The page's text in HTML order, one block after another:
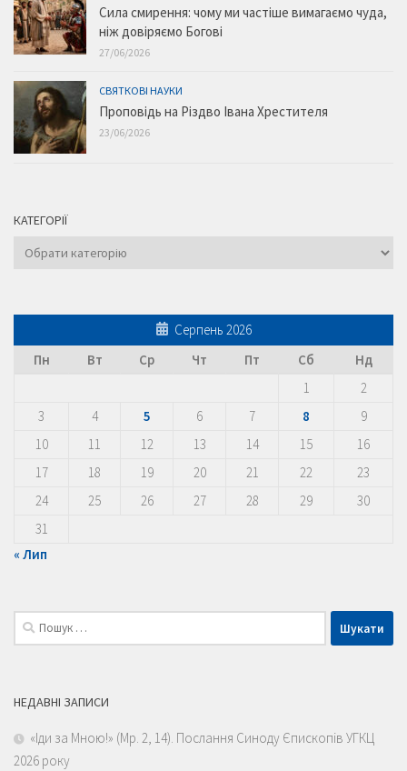
Сила смирення: чому ми частіше вимагаємо чуда,
ніж довіряємо Богові
27/06/2026
СВЯТКОВІ НАУКИ
Проповідь на Різдво Івана Хрестителя
23/06/2026
КАТЕГОРІЇ
Категорії
Серпень 2026
Пн
Вт Ср Чт Пт Сб
Нд
1
2
3
4 5 6 7 8
9
10
11 12 13 14 15
16
17
18 19 20 21 22
23
24
25 26 27 28 29
30
31
« Лип
Пошук:
НЕДАВНІ ЗАПИСИ
«Іди за Мною!» (Мр. 2, 14). Послання Синоду Єпископів УГКЦ
2026 року